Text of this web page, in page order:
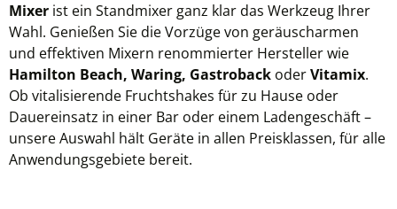
Mixer ist ein Standmixer ganz klar das Werkzeug Ihrer
Wahl. Genießen Sie die Vorzüge von geräuscharmen
und effektiven Mixern renommierter Hersteller wie
Hamilton Beach, Waring, Gastroback oderVitamix.
Ob vitalisierende Fruchtshakes für zu Hause oder
Dauereinsatz in einer Bar oder einem Ladengeschäft –
unsere Auswahl hält Geräte in allen Preisklassen, für alle
Anwendungsgebiete bereit.